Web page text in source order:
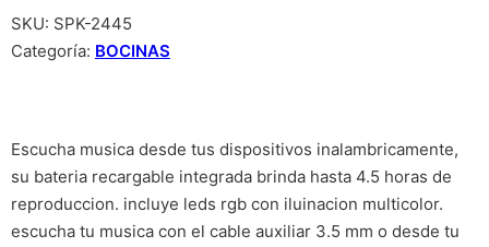
SKU: SPK-2445
Categoría: BOCINAS
Escucha musica desde tus dispositivos inalambricamente,
su bateria recargable integrada brinda hasta 4.5 horas de
reproduccion. incluye leds rgb con iluinacion multicolor.
escucha tu musica con el cable auxiliar 3.5 mm o desde tu